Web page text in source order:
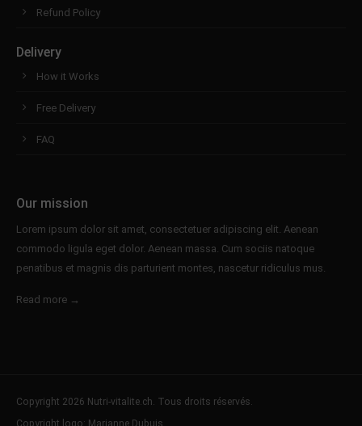
Refund Policy
Delivery
How it Works
Free Delivery
FAQ
Our mission
Lorem ipsum dolor sit amet, consectetuer adipiscing elit. Aenean
commodo ligula eget dolor. Aenean massa. Cum sociis natoque
penatibus et magnis dis parturient montes, nascetur ridiculus mus.
Read more →
Copyright 2026 Nutri-vitalite.ch. Tous droits réservés.
Copyright logo: Marianne Dubuis